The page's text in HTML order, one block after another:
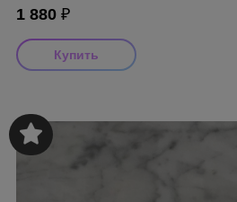
1 880 ₽